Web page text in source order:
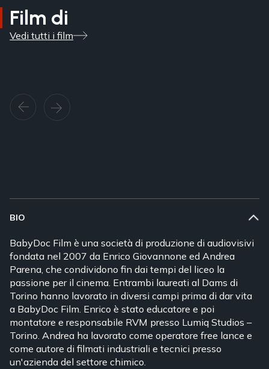
Film di
Vedi tutti i film
BIO
BabyDoc Film è una società di produzione di audiovisivi
fondata nel 2007 da Enrico Giovannone ed Andrea
Parena, che condividono fin dai tempi del liceo la
passione per il cinema. Entrambi laureati al Dams di
Torino hanno lavorato in diversi campi prima di dar vita
a BabyDoc Film. Enrico è stato educatore e poi
montatore e responsabile RVM presso Lumiq Studios –
Torino. Andrea ha lavorato come operatore free lance e
come autore di filmati industriali e tecnici presso
un'azienda del settore chimico.